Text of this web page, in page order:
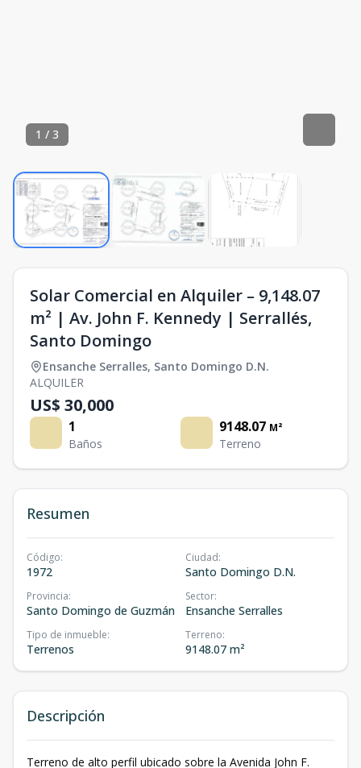
1 / 3
Solar Comercial en Alquiler – 9,148.07
m² | Av. John F. Kennedy | Serrallés,
Santo Domingo
Ensanche Serralles, Santo Domingo D.N.
ALQUILER
US$ 30,000
1
Baños
9148.07 M²
Terreno
Resumen
Código:
1972
Ciudad:
Santo Domingo D.N.
Provincia:
Santo Domingo de Guzmán
Sector:
Ensanche Serralles
Tipo de inmueble:
Terrenos
Terreno:
9148.07 m²
Descripción
Terreno de alto perfil ubicado sobre la Avenida John F.